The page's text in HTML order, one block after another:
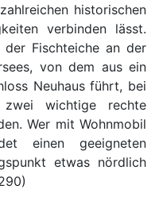
historischen
verbinden lässt.
Fischteiche an der
von dem aus ein
Neuhaus führt, bei
wichtige rechte
Wer mit Wohnmobil
einen geeigneten
etwas nördlich